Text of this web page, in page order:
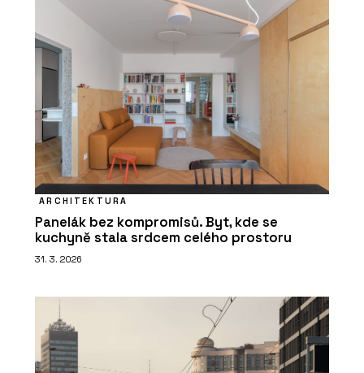
ARCHITEKTURA
Panelák bez kompromisů. Byt, kde se
kuchyně stala srdcem celého prostoru
31. 3. 2026